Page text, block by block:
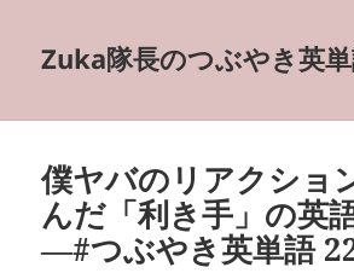
Zuka隊長のつぶやき英
僕ヤバのリアクショ
んだ「利き手」の英
―#つぶやき英単語